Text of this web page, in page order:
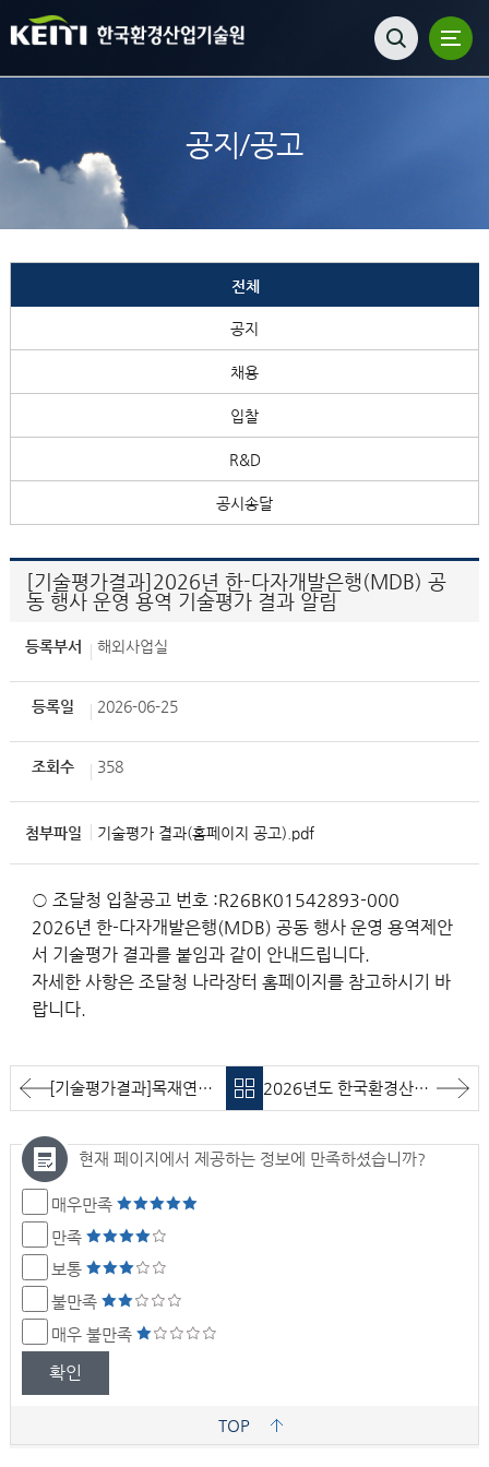
공지/공고
전체
공지
채용
입찰
R&D
공시송달
[기술평가결과]2026년 한-다자개발은행(MDB) 공
동 행사 운영 용역 기술평가 결과 알림
등록부서 해외사업실
등록일 2026-06-25
조회수 358
첨부파일 기술평가 결과(홈페이지 공고).pdf
○ 조달청 입찰공고 번호 :R26BK01542893-000
2026년 한-다자개발은행(MDB) 공동 행사 운영 용역제안
서 기술평가 결과를 붙임과 같이 안내드립니다.
자세한 사항은 조달청 나라장터 홈페이지를 참고하시기 바
랍니다.
[기술평가결과]목재연료 난방 현황·제도 실태조사 및 제도화 로드맵 기획 연구 용역 기술평가 결과 알림 2026년도 한국환경산업기술원 장단기예치기관 선정 공고
현재 페이지에서 제공하는 정보에 만족하셨습니까?
매우만족
만족
보통
불만족
매우 불만족
확인
TOP